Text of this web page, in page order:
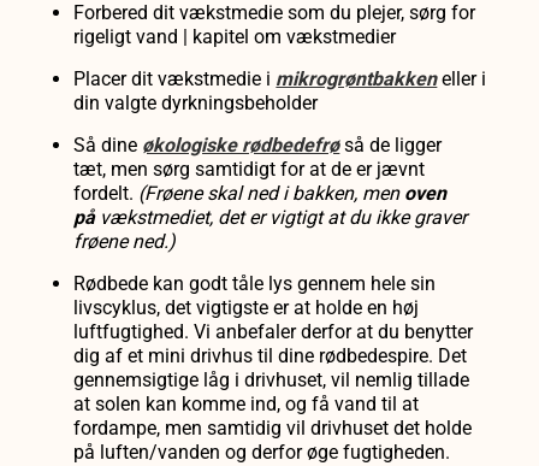
Forbered dit vækstmedie som du plejer, sørg for
rigeligt vand | kapitel om vækstmedier
Placer dit vækstmedie i mikrogrøntbakkeneller i
din valgte dyrkningsbeholder
Så dine økologiske rødbedefrøså de ligger
tæt, men sørg samtidigt for at de erjævnt
fordelt. (Frøeneskal ned i bakken, men oven
på vækstmediet, det er vigtigt at du ikke graver
frøene ned.)
Rødbede kan godt tåle lys gennem hele sin
livscyklus, det vigtigste er at holde en høj
luftfugtighed. Vi anbefaler derfor at du benytter
dig af et mini drivhus til dine rødbedespire. Det
gennemsigtige låg i drivhuset, vil nemlig tillade
at solen kan komme ind, og få vand til at
fordampe, men samtidig vil drivhuset det holde
på luften/vanden og derfor øge fugtigheden.